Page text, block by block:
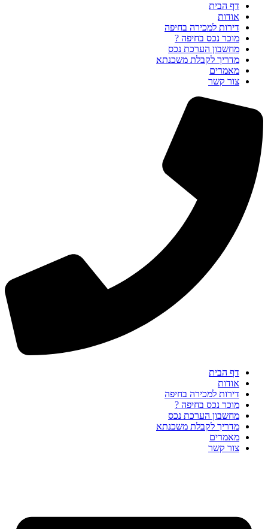
דף הבית
אודות
דירות למכירה בחיפה
מוכר נכס בחיפה ?
מחשבון הערכת נכס
מדריך לקבלת משכנתא
מאמרים
צור קשר
דף הבית
אודות
דירות למכירה בחיפה
מוכר נכס בחיפה ?
מחשבון הערכת נכס
מדריך לקבלת משכנתא
מאמרים
צור קשר